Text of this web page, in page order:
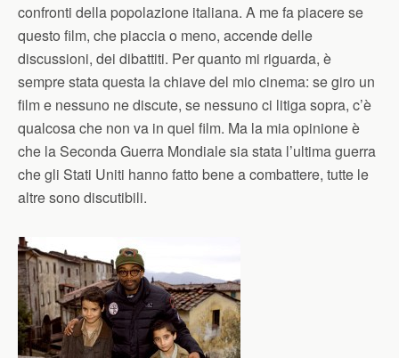
confronti della popolazione italiana. A me fa piacere se
questo film, che piaccia o meno, accende delle
discussioni, dei dibattiti. Per quanto mi riguarda, è
sempre stata questa la chiave del mio cinema: se giro un
film e nessuno ne discute, se nessuno ci litiga sopra, c’è
qualcosa che non va in quel film. Ma la mia opinione è
che la Seconda Guerra Mondiale sia stata l’ultima guerra
che gli Stati Uniti hanno fatto bene a combattere, tutte le
altre sono discutibili.